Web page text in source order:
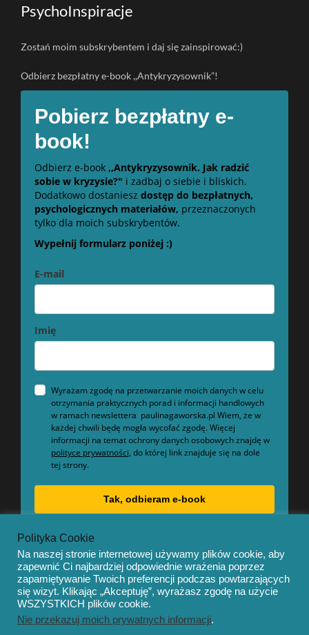
PsychoInspiracje
Zostań moim subskrybentem i daj się zainspirować:)
Odbierz bezpłatny e-book ,,Antykryzysownik”!
Pobierz bezpłatny e-
book!
Odbierz e-book ,,Antykryzysownik. Jak radzić
sobie w kryzysie?" i zadbaj o siebie i bliskich.
Dodatkowo dostaniesz dostęp do bezpłatnych,
psychologicznych materiałów, przeznaczonych
tylko dla moich subskrybentów.
Wypełnij formularz poniżej :)
E-mail
Imię
Wyrażam zgodę na przetwarzanie moich danych w celu
otrzymania praktycznych porad i informacji handlowych
w ramach newslettera paulinagaworska.pl Wiem, że w
każdej chwili będę mogła wycofać zgodę. Więcej
informacji na temat ochrony danych osobowych znajdę w
polityce prywatności, do której link znajduje się na dole
tej strony.
Tak, odbieram e-book
© Copyright 2020 – Mentor by OceanThemes
Polityka Cookie
Na naszej stronie internetowej używamy plików cookie, aby
zapewnić Ci najbardziej odpowiednie wrażenia poprzez
zapamiętywanie Twoich preferencji podczas powtarzających
się wizyt. Klikając „Akceptuję”, wyrażasz zgodę na użycie
WSZYSTKICH plików cookie.
Nie przekazuj moich prywatnych informacji.